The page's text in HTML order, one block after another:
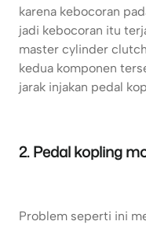
karena kebocoran
jadi kebocoran itu
master cylinder
kedua komponen
jarak injakan pedal
2. Pedal kopling
Problem seperti ini